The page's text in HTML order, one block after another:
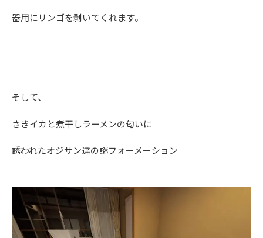
器用にリンゴを剥いてくれます。
そして、
さきイカと煮干しラーメンの匂いに
誘われたオジサン達の謎フォーメーション